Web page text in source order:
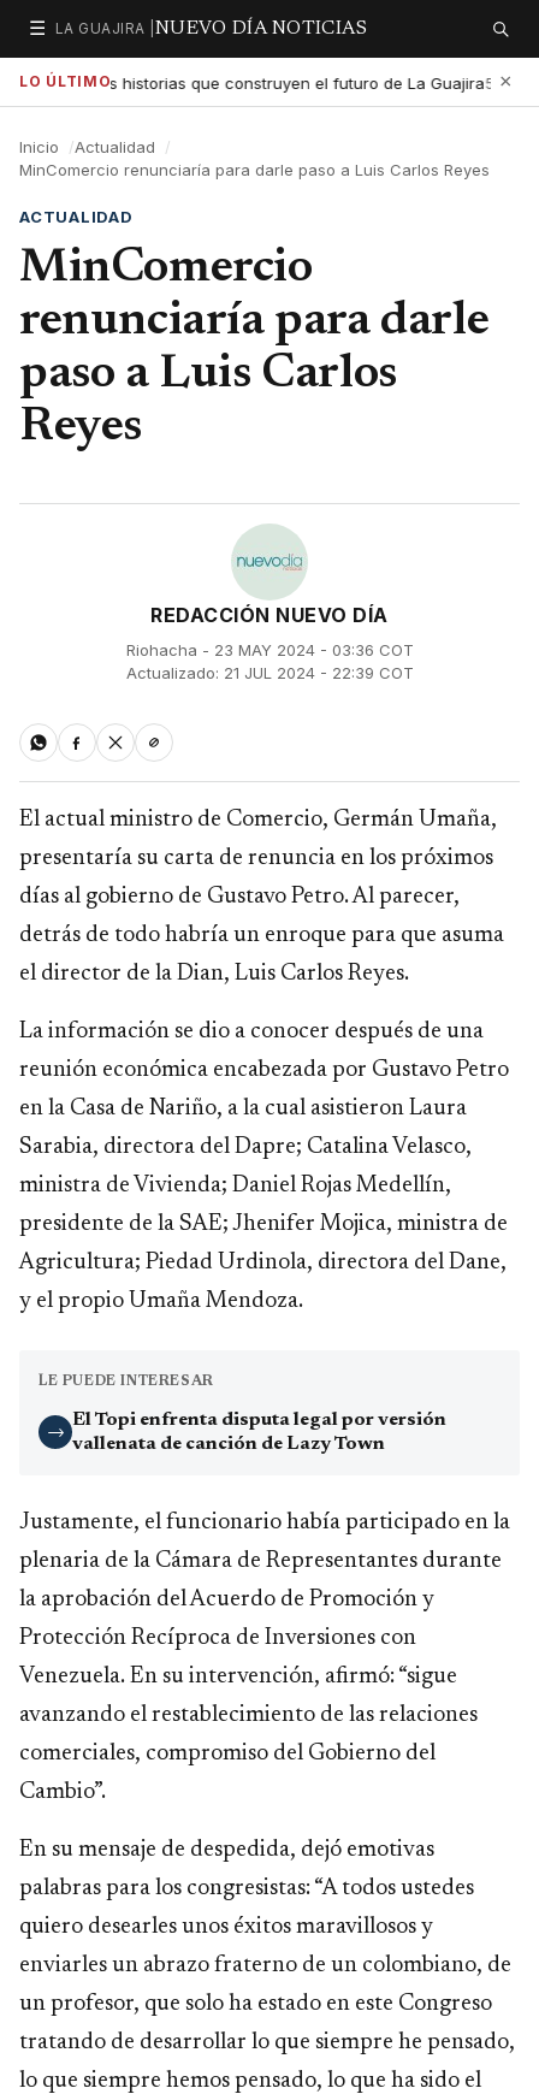
☰
Secciones
LA GUAJIRA | NUEVO DÍA NOTICIAS Buscar
LO ÚLTIMO
exaltar las historias que construyen el futuro de La Guajira5:01 PM
×
Inicio
Actualidad
MinComercio renunciaría para darle paso a Luis Carlos Reyes
ACTUALIDAD
MinComercio
renunciaría para darle
paso a Luis Carlos
Reyes
REDACCIÓN NUEVO DÍA
Riohacha - 23 MAY 2024 - 03:36 COT
Actualizado: 21 JUL 2024 - 22:39 COT
El actual ministro de Comercio, Germán Umaña,
presentaría su carta de renuncia en los próximos
días al gobierno de Gustavo Petro. Al parecer,
detrás de todo habría un enroque para que asuma
el director de la Dian, Luis Carlos Reyes.
La información se dio a conocer después de una
reunión económica encabezada por Gustavo Petro
en la Casa de Nariño, a la cual asistieron Laura
Sarabia, directora del Dapre; Catalina Velasco,
ministra de Vivienda; Daniel Rojas Medellín,
presidente de la SAE; Jhenifer Mojica, ministra de
Agricultura; Piedad Urdinola, directora del Dane,
y el propio Umaña Mendoza.
LE PUEDE INTERESAR
→
El Topi enfrenta disputa legal por versión
vallenata de canción de Lazy Town
Justamente, el funcionario había participado en la
plenaria de la Cámara de Representantes durante
la aprobación del Acuerdo de Promoción y
Protección Recíproca de Inversiones con
Venezuela. En su intervención, afirmó: “sigue
avanzando el restablecimiento de las relaciones
comerciales, compromiso del Gobierno del
Cambio”.
En su mensaje de despedida, dejó emotivas
palabras para los congresistas: “A todos ustedes
quiero desearles unos éxitos maravillosos y
enviarles un abrazo fraterno de un colombiano, de
un profesor, que solo ha estado en este Congreso
tratando de desarrollar lo que siempre he pensado,
lo que siempre hemos pensado, lo que ha sido el